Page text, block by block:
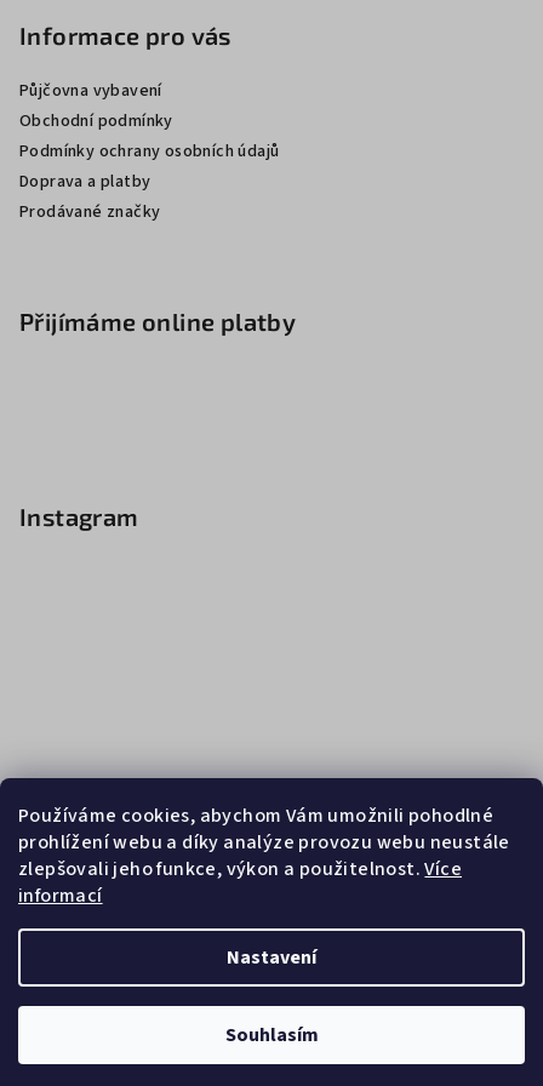
Používáme cookies, abychom Vám umožnili pohodlné
prohlížení webu a díky analýze provozu webu neustále
zlepšovali jeho funkce, výkon a použitelnost.Více
informací
Nastavení
Souhlasím
Informace pro vás
Půjčovna vybavení
Obchodní podmínky
Podmínky ochrany osobních údajů
Doprava a platby
Prodávané značky
Přijímáme online platby
Instagram
Sledovat na Instagramu
Vytvořil Shoptet